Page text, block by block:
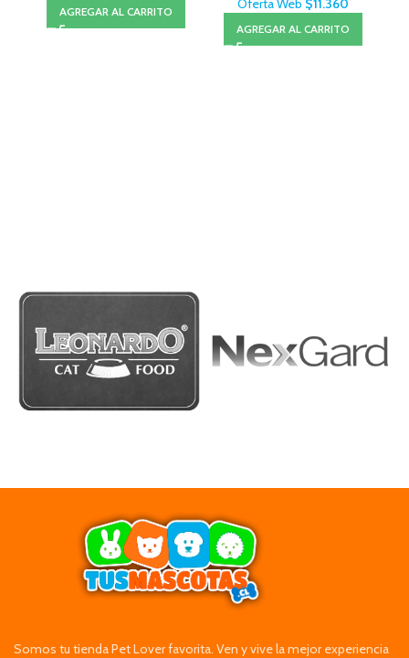
AGREGAR AL CARRITO Oferta Web $11.360
AGREGAR AL CARRITO
Somos tu tienda Pet Lover favorita. Ven y vive la mejor experiencia